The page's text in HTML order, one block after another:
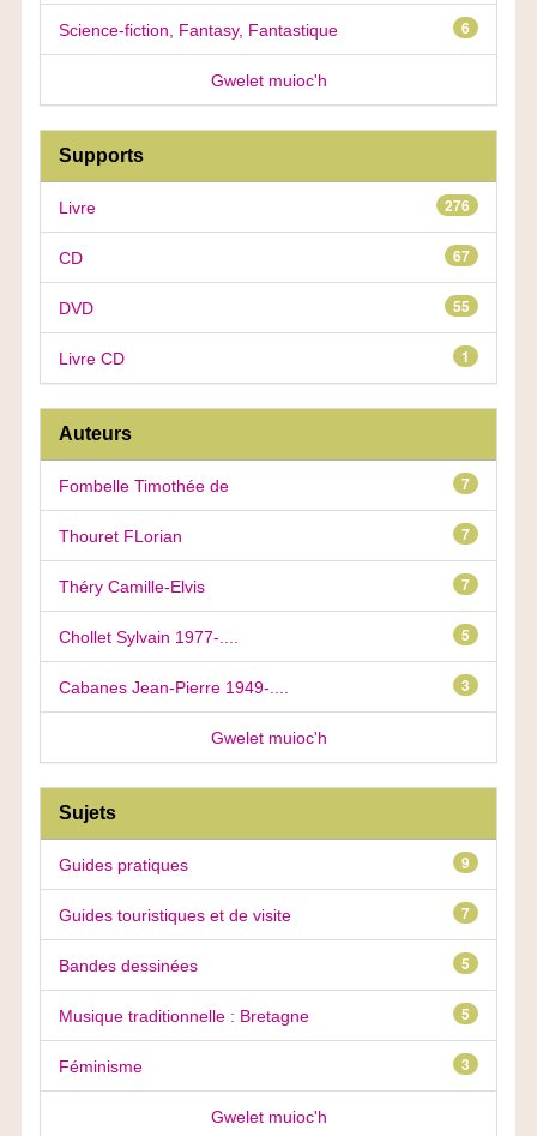
6
Science-fiction, Fantasy, Fantastique
Gwelet muioc'h
Supports
276
Livre
67
CD
55
DVD
1
Livre CD
Auteurs
7
Fombelle Timothée de
7
Thouret FLorian
7
Théry Camille-Elvis
5
Chollet Sylvain 1977-....
3
Cabanes Jean-Pierre 1949-....
Gwelet muioc'h
Sujets
9
Guides pratiques
7
Guides touristiques et de visite
5
Bandes dessinées
5
Musique traditionnelle : Bretagne
3
Féminisme
Gwelet muioc'h